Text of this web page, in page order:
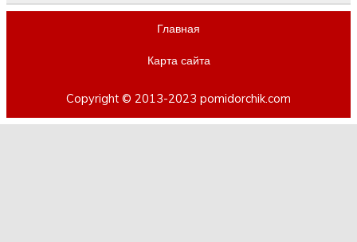
Главная
Карта сайта
Copyright © 2013-2023 pomidorchik.com